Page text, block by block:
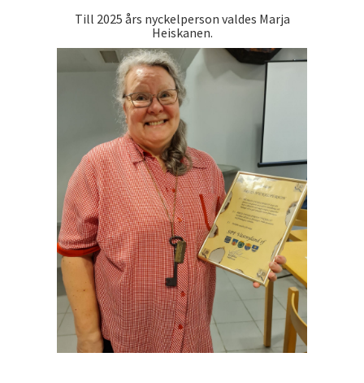
Till 2025 års nyckelperson valdes Marja
Heiskanen.